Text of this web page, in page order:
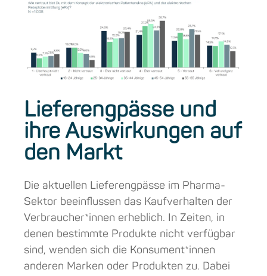
Lieferengpässe und
ihre Auswirkungen auf
den Markt
Die aktuellen Lieferengpässe im Pharma-
Sektor beeinflussen das Kaufverhalten der
Verbraucher*innen erheblich. In Zeiten, in
denen bestimmte Produkte nicht verfügbar
sind, wenden sich die Konsument*innen
anderen Marken oder Produkten zu. Dabei